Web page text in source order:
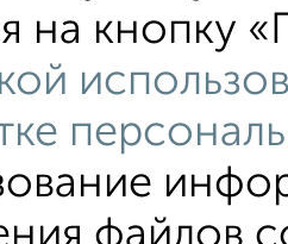
С
на кнопку
файлов